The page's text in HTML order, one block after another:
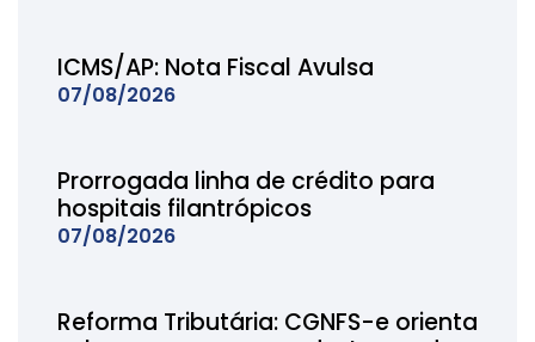
ICMS/AP: Nota Fiscal Avulsa
07/08/2026
Prorrogada linha de crédito para
hospitais filantrópicos
07/08/2026
Reforma Tributária: CGNFS-e orienta